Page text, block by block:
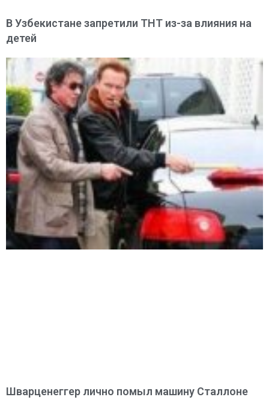
В Узбекистане запретили ТНТ из-за влияния на
детей
Шварценеггер лично помыл машину Сталлоне